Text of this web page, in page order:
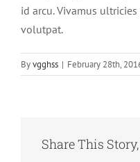
id arcu. Vivamus
volutpat.
Byvgghss | February 28th,
Share This